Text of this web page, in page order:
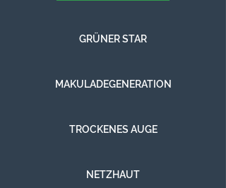
GRÜNER STAR
MAKULADEGENERATION
TROCKENES AUGE
NETZHAUT